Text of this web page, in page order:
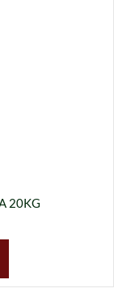
20KG